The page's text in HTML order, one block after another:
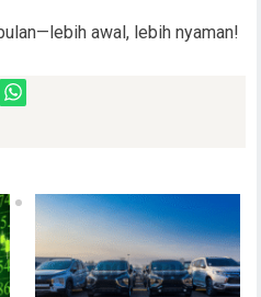
awal, lebih nyaman!